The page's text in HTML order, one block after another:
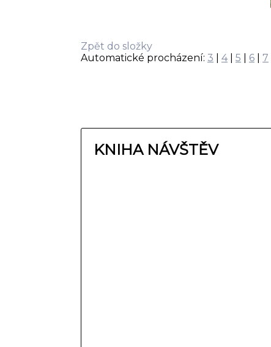
Zpět do složky
Automatické procházení: 3 4| 5 6 7
KNIHA NÁVŠTĚV